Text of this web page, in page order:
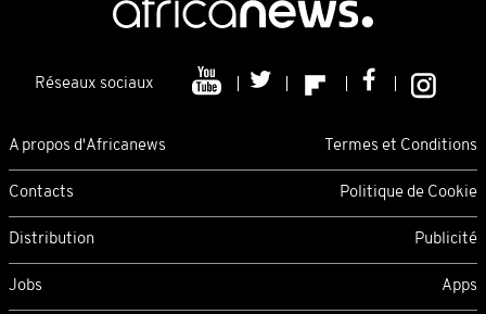
Réseaux sociaux
A propos d'Africanews Termes et Conditions
Contacts Politique de Cookie
Distribution Publicité
Jobs Apps